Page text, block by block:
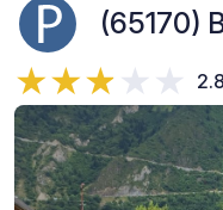
(65170)